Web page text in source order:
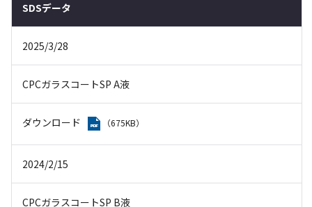
SDSデータ
2025/3/28
CPCガラスコートSP A液
ダウンロード （675KB）
2024/2/15
CPCガラスコートSP B液